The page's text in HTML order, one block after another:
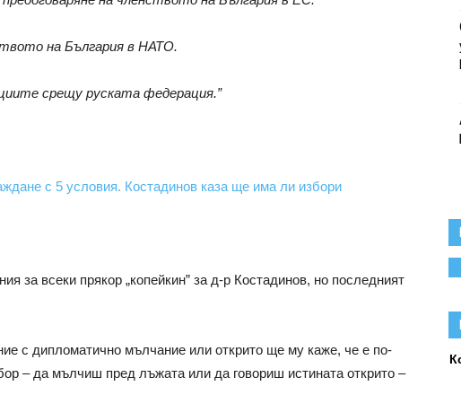
на България в НАТО.
срещу руската федерация.”
с 5 условия. Костадинов каза ще има ли избори
за всеки прякор „копейкин” за д-р Костадинов, но последният
с дипломатично мълчание или открито ще му каже, че е по-
– да мълчиш пред лъжата или да говориш истината открито –